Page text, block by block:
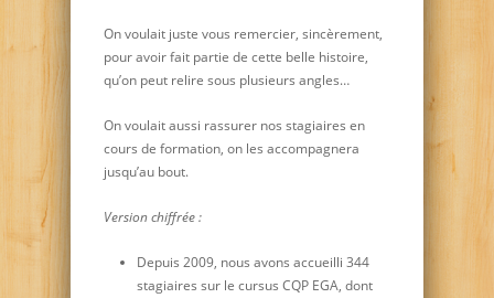
On voulait juste vous remercier, sincèrement,
pour avoir fait partie de cette belle histoire,
qu’on peut relire sous plusieurs angles…
On voulait aussi rassurer nos stagiaires en
cours de formation, on les accompagnera
jusqu’au bout.
Version chiffrée :
Depuis 2009, nous avons accueilli 344
stagiaires sur le cursus CQP EGA, dont